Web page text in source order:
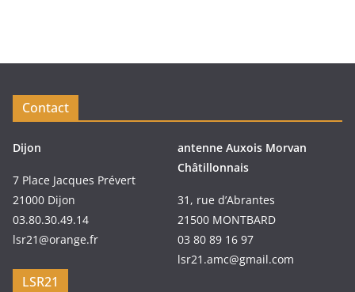
Contact
Dijon
7 Place Jacques Prévert
21000 Dijon
03.80.30.49.14
lsr21@orange.fr
antenne Auxois Morvan
Châtillonnais
31, rue d’Abrantes
21500 MONTBARD
03 80 89 16 97
lsr21.amc@gmail.com
LSR21